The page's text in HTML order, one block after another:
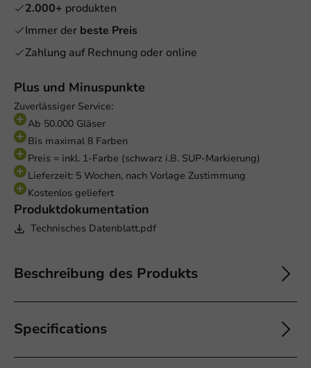
Plus und Minuspunkte
Zuverlässiger Service:
Ab 50.000 Gläser
Bis maximal 8 Farben
Preis = inkl. 1-Farbe (schwarz i.B. SUP-Markierung)
Lieferzeit: 5 Wochen, nach Vorlage Zustimmung
Kostenlos geliefert
Produktdokumentation
Technisches Datenblatt.pdf
Beschreibung des Produkts
Specifications
2.000+ produkten
Immer der beste Preis
Zahlung auf Rechnung oder online